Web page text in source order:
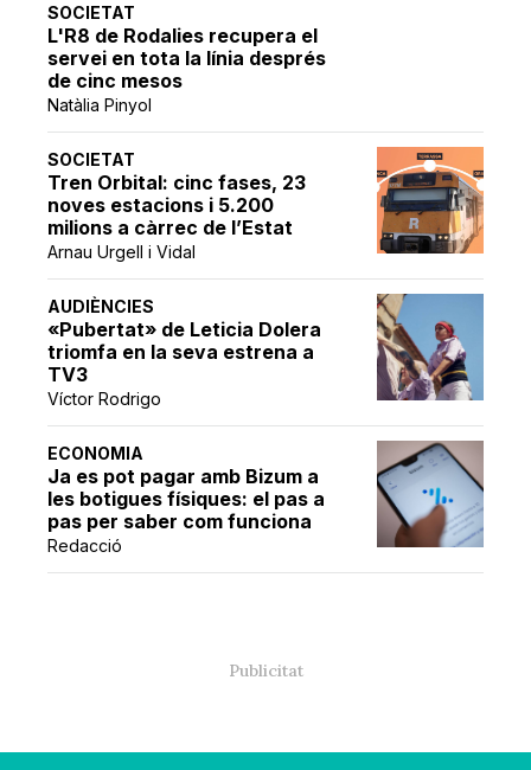
SOCIETAT
L'R8 de Rodalies recupera el
servei en tota la línia després
de cinc mesos
Natàlia Pinyol
SOCIETAT
Tren Orbital: cinc fases, 23
noves estacions i 5.200
milions a càrrec de l’Estat
Arnau Urgell i Vidal
AUDIÈNCIES
«Pubertat» de Leticia Dolera
triomfa en la seva estrena a
TV3
Víctor Rodrigo
ECONOMIA
Ja es pot pagar amb Bizum a
les botigues físiques: el pas a
pas per saber com funciona
Redacció